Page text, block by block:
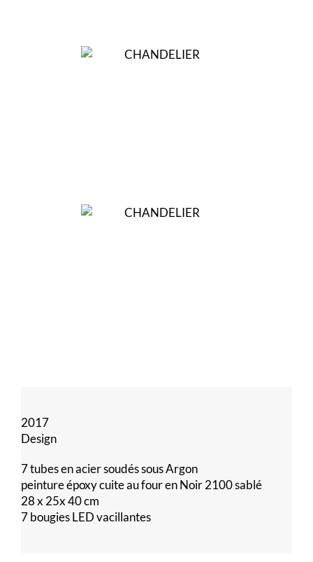
2017
Design
7 tubes en acier soudés sous Argon
peinture époxy cuite au four en Noir 2100 sablé
28 x 25x 40 cm
7 bougies LED vacillantes